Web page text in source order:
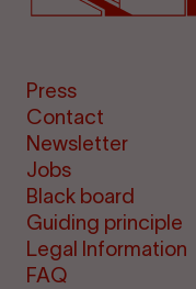
Press
Contact
Newsletter
Jobs
Black board
Guiding principle
Legal Information
FAQ